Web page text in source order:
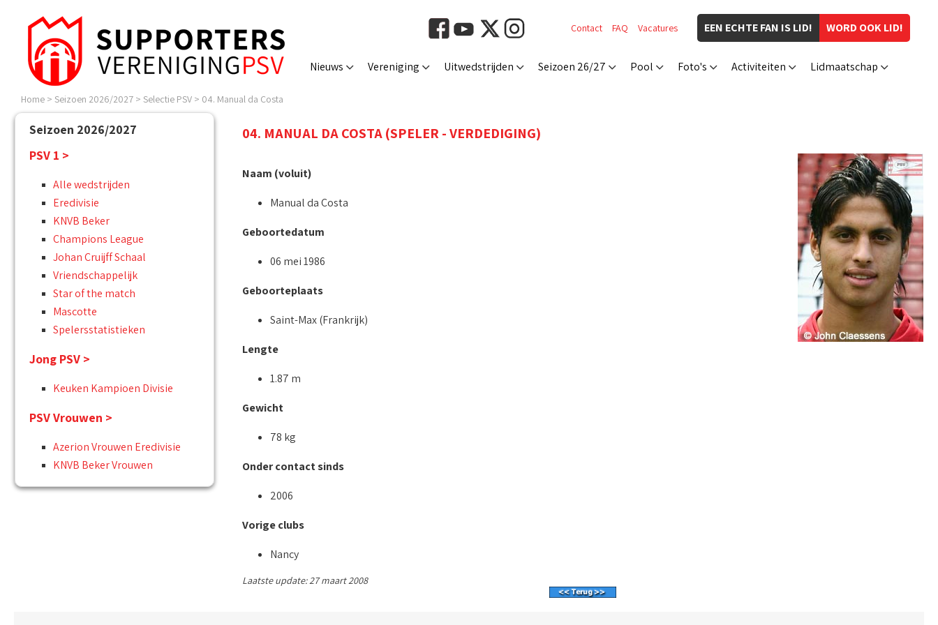
WORD OOK LID!
EEN ECHTE FAN IS LID!
Contact FAQ Vacatures
Nieuws Vereniging Uitwedstrijden Seizoen 26/27 Pool Foto's Activiteiten Lidmaatschap
Home > Seizoen 2026/2027 > Selectie PSV > 04. Manual da Costa
Seizoen 2026/2027
PSV 1 >
Alle wedstrijden
Eredivisie
KNVB Beker
Champions League
Johan Cruijff Schaal
Vriendschappelijk
Star of the match
Mascotte
Spelersstatistieken
Jong PSV >
Keuken Kampioen Divisie
PSV Vrouwen >
Azerion Vrouwen Eredivisie
KNVB Beker Vrouwen
04. MANUAL DA COSTA (SPELER - VERDEDIGING)
Naam (voluit)
Manual da Costa
Geboortedatum
06 mei 1986
Geboorteplaats
Saint-Max (Frankrijk)
Lengte
1.87 m
Gewicht
78 kg
Onder contact sinds
2006
Vorige clubs
Nancy
Laatste update: 27 maart 2008